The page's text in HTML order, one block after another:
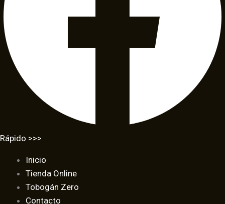
Rápido >>>
Inicio
Tienda Online
Tobogán Zero
Contacto